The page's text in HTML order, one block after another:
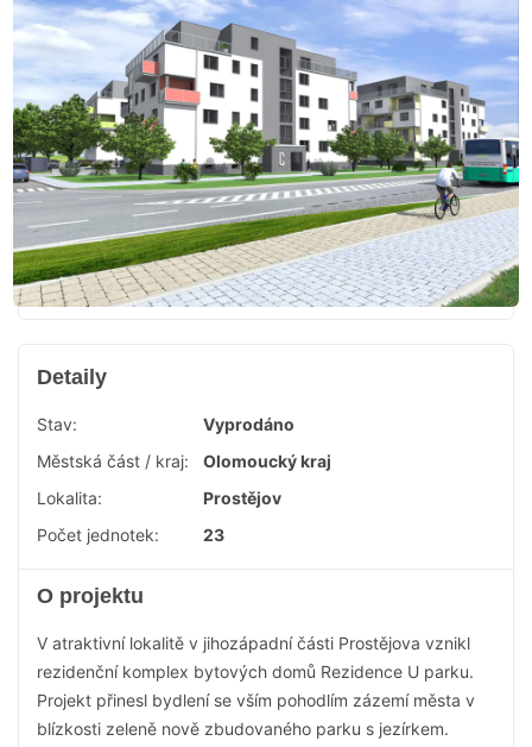
Detaily
Stav:
Vyprodáno
Městská část / kraj:
Olomoucký kraj
Lokalita:
Prostějov
Počet jednotek:
23
O projektu
V atraktivní lokalitě v jihozápadní části Prostějova vznikl
rezidenční komplex bytových domů Rezidence U parku.
Projekt přinesl bydlení se vším pohodlím zázemí města v
blízkosti zeleně nově zbudovaného parku s jezírkem.